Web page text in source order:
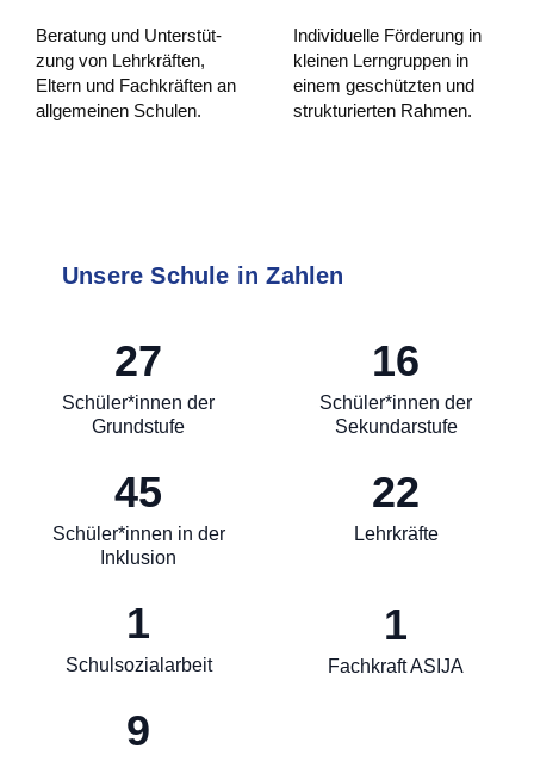
Bera­tung und Unter­stüt­
zung von Lehr­kräf­ten,
Eltern und Fach­kräf­ten an
all­ge­mei­nen Schulen.
Indi­vi­du­el­le För­de­rung in
klei­nen Lern­grup­pen in
einem geschütz­ten und
struk­tu­rier­ten Rahmen.
Unsere Schule in Zahlen
27
Schüler*innen der
Grundstufe
45
Schüler*innen in der
Inklusion
1
Schulsozialarbeit
9
16
Schüler*innen der
Sekundarstufe
22
Lehrkräfte
1
Fachkraft ASIJA